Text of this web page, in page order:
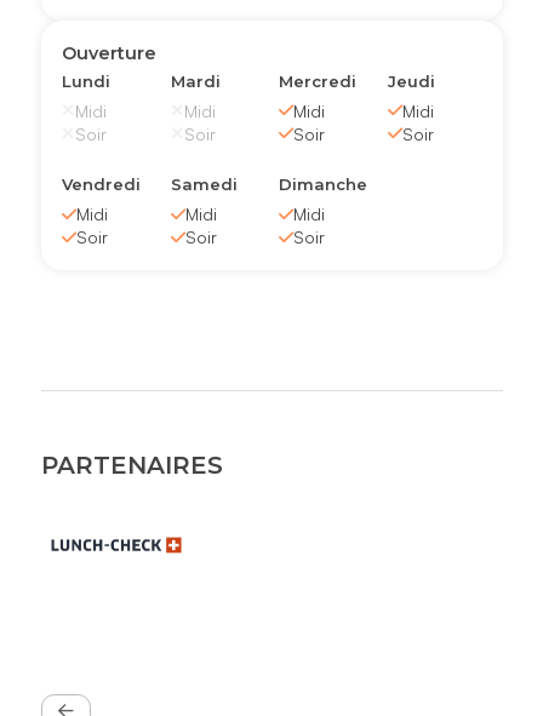
Ouverture
Lundi
Midi
Soir
Mardi
Midi
Soir
Mercredi
Midi
Soir
Jeudi
Midi
Soir
Vendredi
Midi
Soir
Samedi
Midi
Soir
Dimanche
Midi
Soir
PARTENAIRES